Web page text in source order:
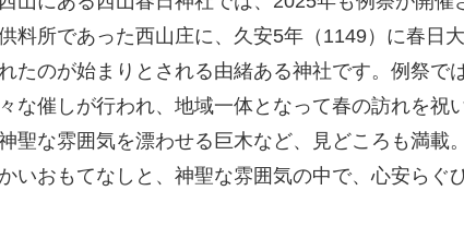
料所であった西山庄に、久安5年（1149）に春日
たのが始まりとされる由緒ある神社です。例祭で
な催しが行われ、地域一体となって春の訪れを祝
聖な雰囲気を漂わせる巨木など、見どころも満載
いおもてなしと、神聖な雰囲気の中で、心安らぐ